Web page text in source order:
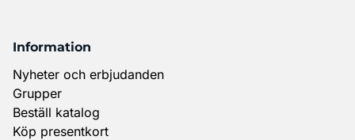
Information
Nyheter och erbjudanden
Grupper
Beställ katalog
Köp presentkort